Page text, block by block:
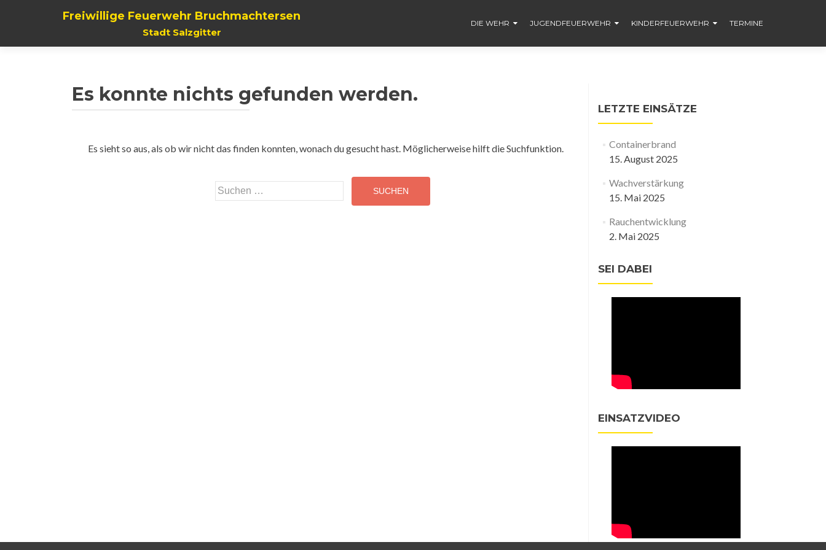
Freiwillige Feuerwehr Bruchmachtersen
Stadt Salzgitter
DIE WEHR JUGENDFEUERWEHR KINDERFEUERWEHR TERMINE
Es konnte nichts gefunden werden.
Es sieht so aus, als ob wir nicht das finden konnten, wonach du gesucht hast. Möglicherweise hilft die Suchfunktion.
Suchen
nach:
LETZTE EINSÄTZE
Containerbrand
15. August 2025
Wachverstärkung
15. Mai 2025
Rauchentwicklung
2. Mai 2025
SEI DABEI
EINSATZVIDEO